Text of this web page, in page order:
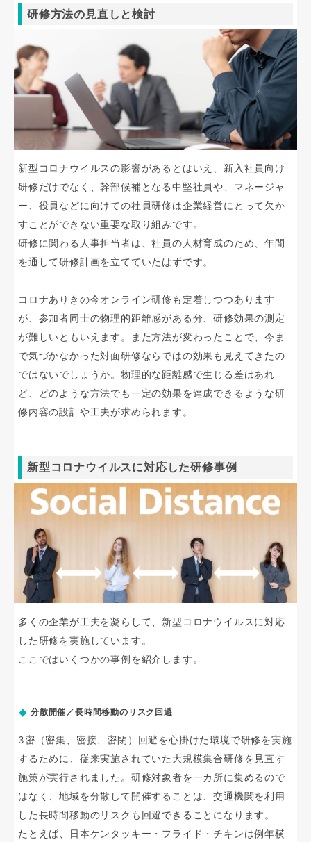
研修方法の見直しと検討
新型コロナウイルスの影響があるとはいえ、新入社員向け
研修だけでなく、幹部候補となる中堅社員や、マネージャ
ー、役員などに向けての社員研修は企業経営にとって欠か
すことができない重要な取り組みです。
研修に関わる人事担当者は、社員の人材育成のため、年間
を通して研修計画を立てていたはずです。
コロナありきの今オンライン研修も定着しつつあります
が、参加者同士の物理的距離感がある分、研修効果の測定
が難しいともいえます。また方法が変わったことで、今ま
で気づかなかった対面研修ならではの効果も見えてきたの
ではないでしょうか。物理的な距離感で生じる差はあれ
ど、どのような方法でも一定の効果を達成できるような研
修内容の設計や工夫が求められます。
新型コロナウイルスに対応した研修事例
多くの企業が工夫を凝らして、新型コロナウイルスに対応
した研修を実施しています。
ここではいくつかの事例を紹介します。
分散開催／長時間移動のリスク回避
3密（密集、密接、密閉）回避を心掛けた環境で研修を実施
するために、従来実施されていた大規模集合研修を見直す
施策が実行されました。研修対象者を一カ所に集めるので
はなく、地域を分散して開催することは、交通機関を利用
した長時間移動のリスクも回避できることになります。
たとえば、日本ケンタッキー・フライド・チキンは例年横